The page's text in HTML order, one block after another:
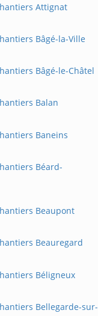
Attignat
Bâgé-la-Ville
Bâgé-le-Châtel
Balan
Baneins
Béard-
Beaupont
Beauregard
Béligneux
Bellegarde-sur-